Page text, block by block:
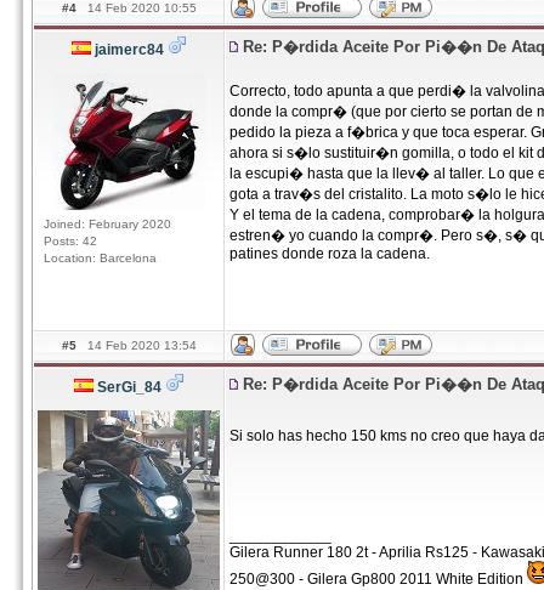
#4 14 Feb 2020 10:55
jaimerc84
Joined: February 2020
Posts: 42
Location: Barcelona
Re: P�rdida Aceite Por Pi��n De
Correcto, todo apunta a que perdi� la
donde la compr� (que por cierto se portan de
pedido la pieza a f�brica y que toca esperar.
ahora si s�lo sustituir�n gomilla, o todo el
la escupi� hasta que la llev� al taller. Lo
gota a trav�s del cristalito. La moto s�lo le
Y el tema de la cadena, comprobar� la
estren� yo cuando la compr�. Pero s�, s�
patines donde roza la cadena.
#5 14 Feb 2020 13:54
SerGi_84 Re: P�rdida Aceite Por Pi��n De
Si solo has hecho 150 kms no creo que haya
Gilera Runner 180 2t - Aprilia Rs125 -
250@300 - Gilera Gp800 2011 White Edition